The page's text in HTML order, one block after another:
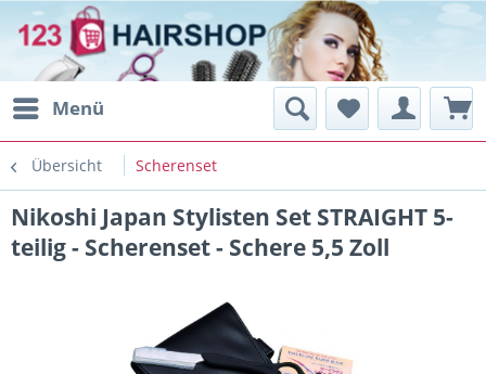
Menü
Übersicht Scherenset
Nikoshi Japan Stylisten Set STRAIGHT 5-
teilig - Scherenset - Schere 5,5 Zoll